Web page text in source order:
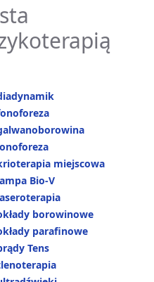
miejscowa
Bio-V
borowinowe
parafinowe
Tens